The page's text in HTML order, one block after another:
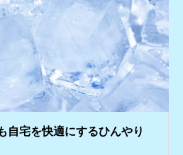
自宅を快適にするひんやり